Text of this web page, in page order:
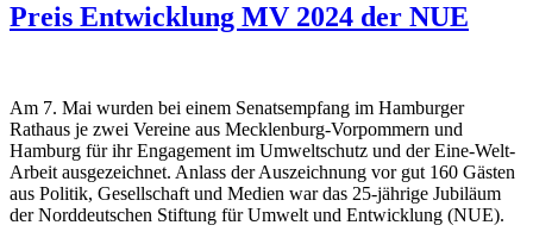
Preis Entwicklung MV 2024 der NUE
Am 7. Mai wurden bei einem Senatsempfang im Hamburger
Rathaus je zwei Vereine aus Mecklenburg-Vorpommern und
Hamburg für ihr Engagement im Umweltschutz und der Eine-Welt-
Arbeit ausgezeichnet. Anlass der Auszeichnung vor gut 160 Gästen
aus Politik, Gesellschaft und Medien war das 25-jährige Jubiläum
der Norddeutschen Stiftung für Umwelt und Entwicklung (NUE).